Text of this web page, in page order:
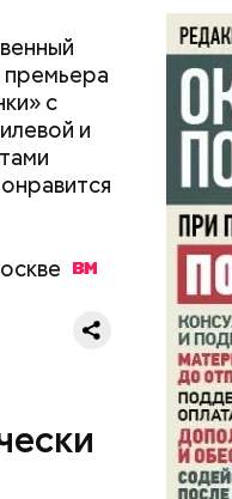
премьера
с
и